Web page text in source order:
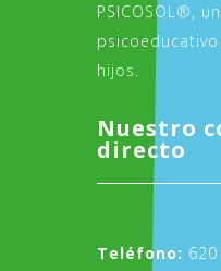
PSICOSOL®,
hijos.
Nuestro
directo
Teléfono: